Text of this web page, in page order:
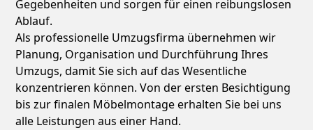
Gegebenheiten und sorgen für einen reibungslosen
Ablauf.
Als professionelle Umzugsfirma übernehmen wir
Planung, Organisation und Durchführung Ihres
Umzugs, damit Sie sich auf das Wesentliche
konzentrieren können. Von der ersten Besichtigung
bis zur finalen Möbelmontage erhalten Sie bei uns
alle Leistungen aus einer Hand.